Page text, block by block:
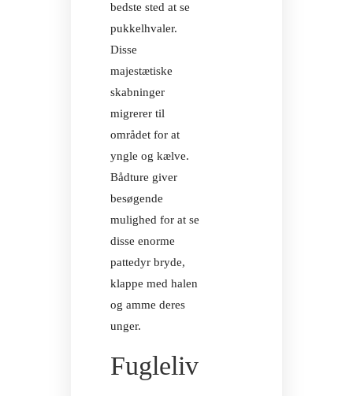
bedste sted at se
pukkelhvaler.
Disse
majestætiske
skabninger
migrerer til
området for at
yngle og kælve.
Bådture giver
besøgende
mulighed for at se
disse enorme
pattedyr bryde,
klappe med halen
og amme deres
unger.
Fugleliv